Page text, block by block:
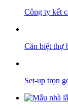
Công ty kết
Căn biệt thự
Set-up trọn